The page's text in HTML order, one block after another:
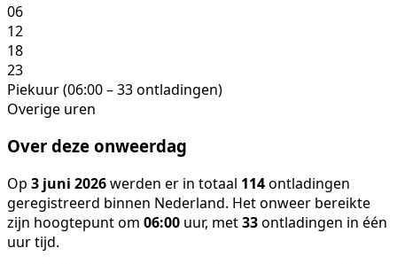
06
12
18
23
Piekuur (06:00 – 33 ontladingen)
Overige uren
Over deze onweerdag
Op 3 juni 2026werden er in totaal 114ontladingen
geregistreerd binnen Nederland. Het onweer bereikte
zijn hoogtepunt om 06:00 uur, met33ontladingen in één
uur tijd.